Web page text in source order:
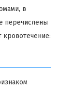
в
перечислены